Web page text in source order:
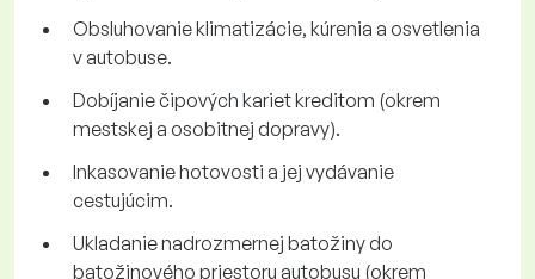
Obsluhovanie klimatizácie, kúrenia a osvetlenia
v autobuse.
Dobíjanie čipových kariet kreditom (okrem
mestskej a osobitnej dopravy).
Inkasovanie hotovosti a jej vydávanie
cestujúcim.
Ukladanie nadrozmernej batožiny do
batožinového priestoru autobusu (okrem